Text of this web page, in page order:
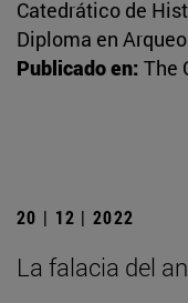
Catedrático de
Diploma en
Publicado en: The
20 | 12 | 2022
La falacia del